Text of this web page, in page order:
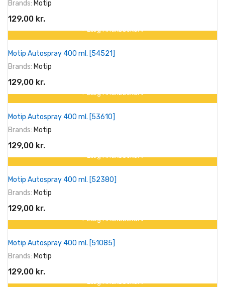
Brands: Motip
129,00 kr.
+ Læg I Indkøbskurv
Motip Autospray 400 ml. [54521]
Brands: Motip
129,00 kr.
+ Læg I Indkøbskurv
Motip Autospray 400 ml. [53610]
Brands: Motip
129,00 kr.
+ Læg I Indkøbskurv
Motip Autospray 400 ml. [52380]
Brands: Motip
129,00 kr.
+ Læg I Indkøbskurv
Motip Autospray 400 ml. [51085]
Brands: Motip
129,00 kr.
+ Læg I Indkøbskurv